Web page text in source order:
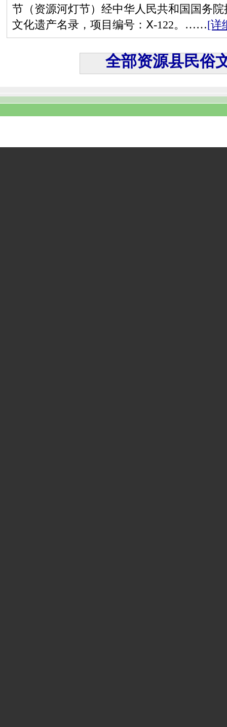
节（资源河灯节）经中华人民共和国国务
文化遗产名录，项目编号：Ⅹ-122。……[详
全部资源县民俗